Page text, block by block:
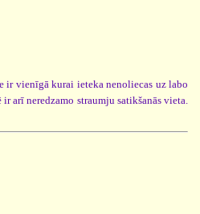
ir vienīgā kurai ieteka nenoliecas uz labo
arī neredzamo straumju satikšanās vieta.